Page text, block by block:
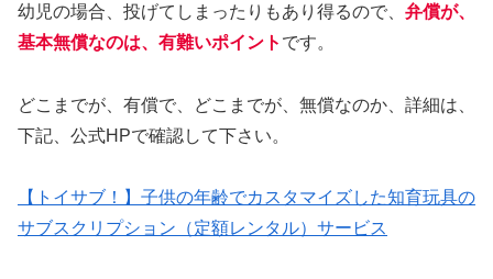
幼児の場合、投げてしまったりもあり得るので、 弁償が、
基本無償なのは、有難いポイント です。
どこまでが、有償で、どこまでが、無償なのか、詳細は、
下記、公式HPで確認して下さい。
【トイサブ！】子供の年齢でカスタマイズした知育玩具の
サブスクリプション（定額レンタル）サービス